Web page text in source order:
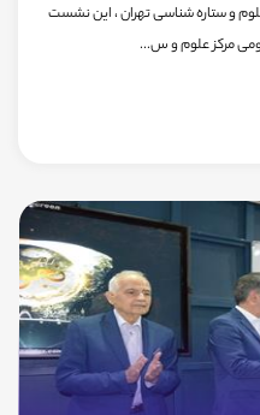
و ستاره شناسی تهران ، این نشست